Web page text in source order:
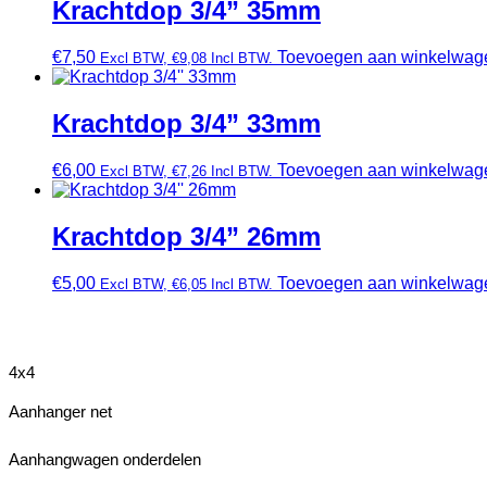
Krachtdop 3/4” 35mm
€7,50 Excl BTW, €9,08 Incl BTW. Toevoegen aan
Krachtdop 3/4” 33mm
€6,00 Excl BTW, €7,26 Incl BTW. Toevoegen aan
Krachtdop 3/4” 26mm
€5,00 Excl BTW, €6,05 Incl BTW. Toevoegen aan
4x4
Aanhanger net
Aanhangwagen onderdelen